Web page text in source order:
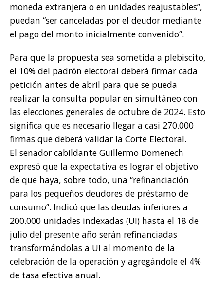
moneda extranjera o en unidades reajustables”,
puedan “ser canceladas por el deudor mediante
el pago del monto inicialmente convenido”.
Para que la propuesta sea sometida a plebiscito,
el 10% del padrón electoral deberá firmar cada
petición antes de abril para que se pueda
realizar la consulta popular en simultáneo con
las elecciones generales de octubre de 2024. Esto
significa que es necesario llegar a casi 270.000
firmas que deberá validar la Corte Electoral.
El senador cabildante Guillermo Domenech
expresó que la expectativa es lograr el objetivo
de que haya, sobre todo, una “refinanciación
para los pequeños deudores de préstamo de
consumo”. Indicó que las deudas inferiores a
200.000 unidades indexadas (UI) hasta el 18 de
julio del presente año serán refinanciadas
transformándolas a UI al momento de la
celebración de la operación y agregándole el 4%
de tasa efectiva anual.